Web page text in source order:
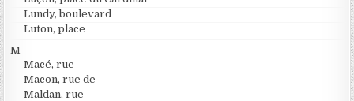
Lundy, boulevard
Luton, place
M
Macé, rue
Macon, rue de
Maldan, rue